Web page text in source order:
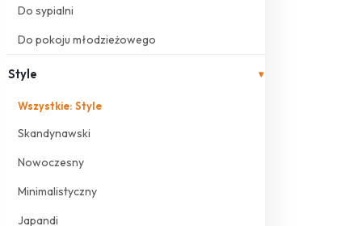
Do sypialni
Do pokoju młodzieżowego
Style ▾
Wszystkie: Style
Skandynawski
Nowoczesny
Minimalistyczny
Japandi